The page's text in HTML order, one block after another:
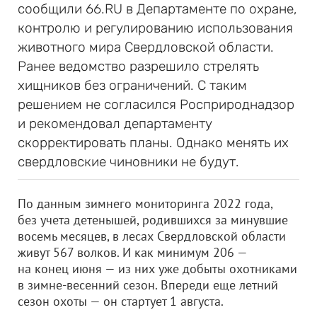
сообщили 66.RU в Департаменте по охране,
контролю и регулированию использования
животного мира Свердловской области.
Ранее ведомство разрешило стрелять
хищников без ограничений. С таким
решением не согласился Росприроднадзор
и рекомендовал департаменту
скорректировать планы. Однако менять их
свердловские чиновники не будут.
По данным зимнего мониторинга 2022 года,
без учета детенышей, родившихся за минувшие
восемь месяцев, в лесах Свердловской области
живут 567 волков. И как минимум 206 —
на конец июня — из них уже добыты охотниками
в зимне-весенний сезон. Впереди еще летний
сезон охоты — он стартует 1 августа.